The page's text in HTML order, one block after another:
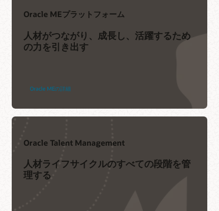
Oracle MEプラットフォーム
人材がつながり、成長し、活躍するため
の力を引き出す
Oracle MEの詳細
Oracle Talent Management
人材ライフサイクルのすべての段階を管
理する